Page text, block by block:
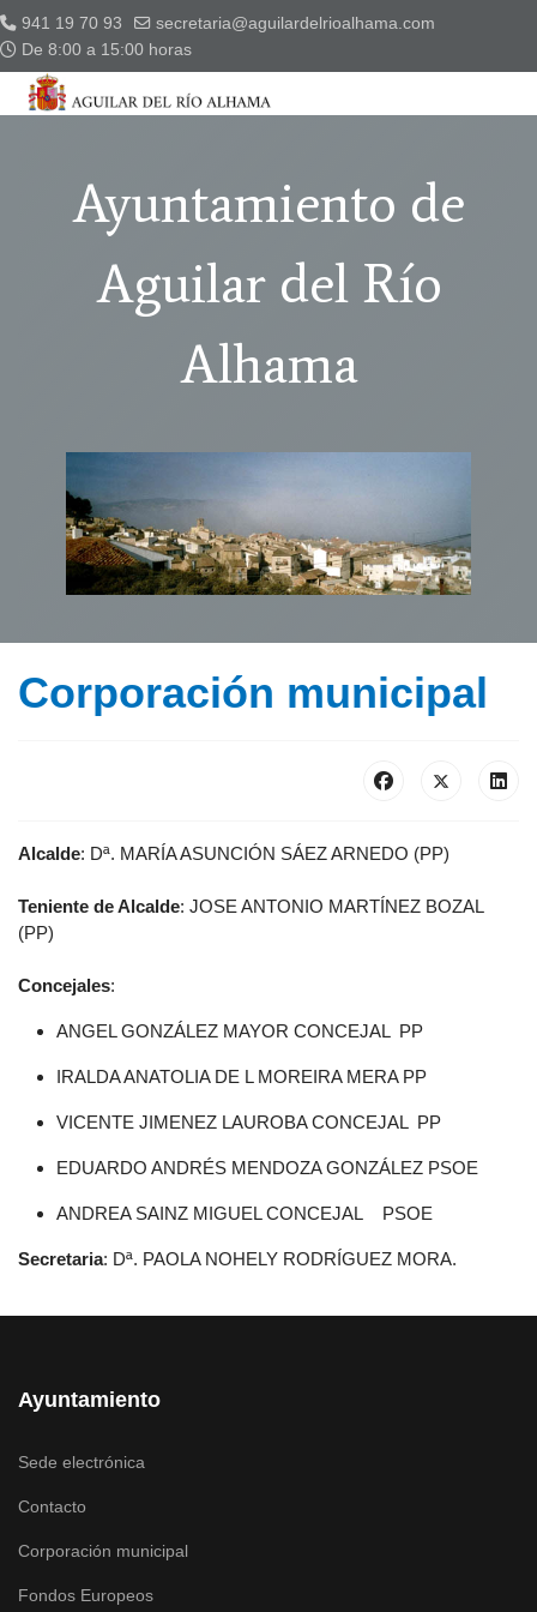
941 19 70 93
secretaria@aguilardelrioalhama.com
De 8:00 a 15:00 horas
Ayuntamiento de
Aguilar del Río
Alhama
Corporación municipal
Alcalde: Dª. MARÍA ASUNCIÓN SÁEZ ARNEDO (PP)
Teniente de Alcalde: JOSE ANTONIO MARTÍNEZ BOZAL
(PP)
Concejales:
ANGEL GONZÁLEZ MAYOR CONCEJAL PP
IRALDA ANATOLIA DE L MOREIRA MERA PP
VICENTE JIMENEZ LAUROBA CONCEJAL PP
EDUARDO ANDRÉS MENDOZA GONZÁLEZ PSOE
ANDREA SAINZ MIGUEL CONCEJAL PSOE
Secretaria: Dª. PAOLA NOHELY RODRÍGUEZ MORA.
Ayuntamiento
Sede electrónica
Contacto
Corporación municipal
Fondos Europeos